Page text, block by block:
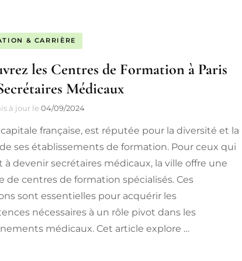
& CARRIÈRE
les Centres de Formation à Paris
Médicaux
à jour le 04/09/2024
capitale française, est réputée pour la diversité et la
ses établissements de formation. Pour ceux qui
à devenir secrétaires médicaux, la ville offre une
de centres de formation spécialisés. Ces
sont essentielles pour acquérir les
nécessaires à un rôle pivot dans les
médicaux. Cet article explore …